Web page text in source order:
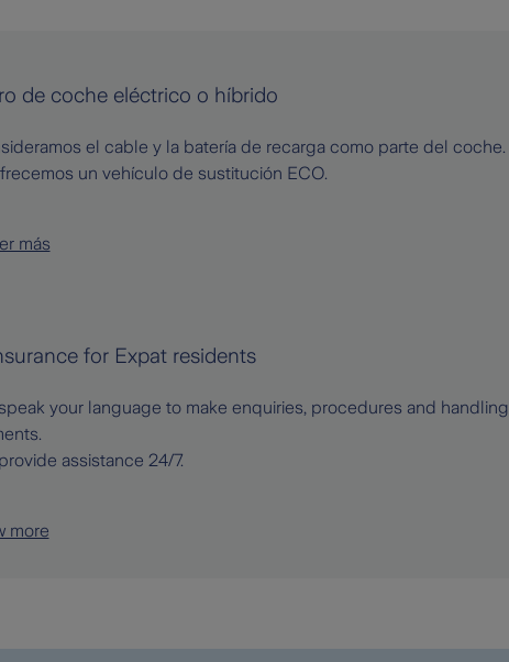
de coche eléctrico o híbrido
el cable y la batería de recarga como parte del coche.
un vehículo de sustitución ECO.
más
for Expat residents
your language to make enquiries, procedures and handling
assistance 24/7.
more